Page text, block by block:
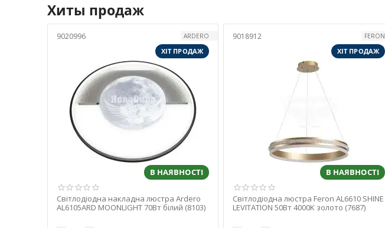
Хиты продаж
9020996
ARDERO
ХІТ ПРОДАЖ
В НАЯВНОСТІ
Світлодіодна накладна люстра Ardero
AL6105ARD MOONLIGHT 70Вт білий (8103)
9018912
FERON
ХІТ ПРОДАЖ
В НАЯВНОСТІ
Світлодіодна люстра Feron AL6610 SHINE
LEVITATION 50Вт 4000K золото (7687)